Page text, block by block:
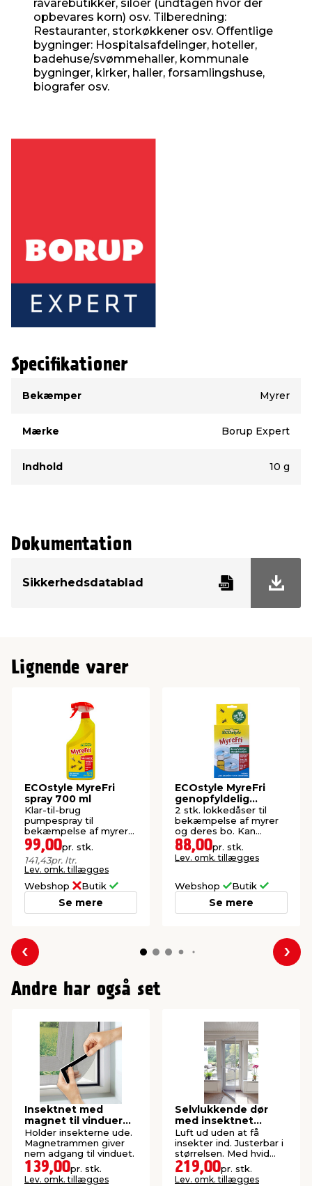
råvarebutikker, siloer (undtagen hvor der
opbevares korn) osv. Tilberedning:
Restauranter, storkøkkener osv. Offentlige
bygninger: Hospitalsafdelinger, hoteller,
badehuse/svømmehaller, kommunale
bygninger, kirker, haller, forsamlingshuse,
biografer osv.
Specifikationer
Bekæmper
Myrer
Mærke Borup Expert
Indhold 10 g
Dokumentation
Sikkerhedsdatablad
Lignende varer
ECOstyle MyreFri
spray 700 ml
Klar-til-brug
pumpespray til
bekæmpelse af myrer
ude og inde. Virker
hurtigt og effektivt.
99,00pr. stk.
141,43pr. ltr.
Lev. omk. tillægges
Webshop Butik
Se mere
ECOstyle MyreFri
genopfyldelig
lokkedåse 2 stk.
2 stk. lokkedåser til
bekæmpelse af myrer
og deres bo. Kan
genopfyldes. Inkl.
lokkemiddel til 15
opfyldninger.
88,00pr. stk.
Lev. omk. tillægges
Webshop Butik
Se mere
Forrige
Andre har også set
Insektnet med
magnet til vinduer
150 x 130 cm
Holder insekterne ude.
Magnetrammen giver
nem adgang til vinduet.
139,00pr. stk.
Lev. omk. tillægges
Selvlukkende dør
med insektnet
210x100 cm
Luft ud uden at få
insekter ind. Justerbar i
størrelsen. Med hvid
aluramme.
219,00pr. stk.
Lev. omk. tillægges